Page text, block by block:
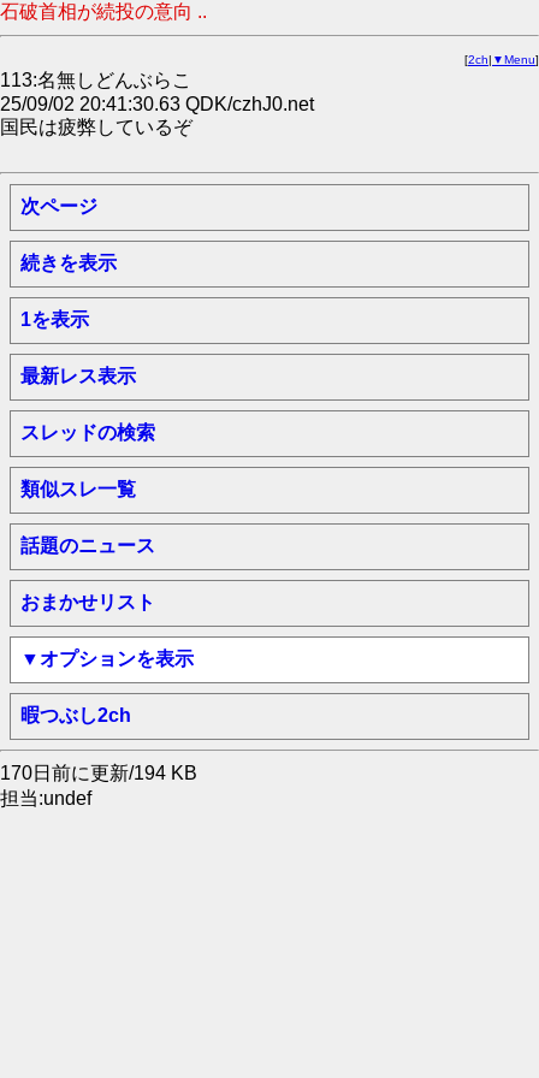
石破首相が続投の意向 ..
[2ch| ▼Menu]
113:名無しどんぶらこ
25/09/02 20:41:30.63 QDK/czhJ0.net
国民は疲弊しているぞ
次ページ
続きを表示
1を表示
最新レス表示
スレッドの検索
類似スレ一覧
話題のニュース
おまかせリスト
▼オプションを表示
暇つぶし2ch
170日前に更新/194 KB
担当:undef